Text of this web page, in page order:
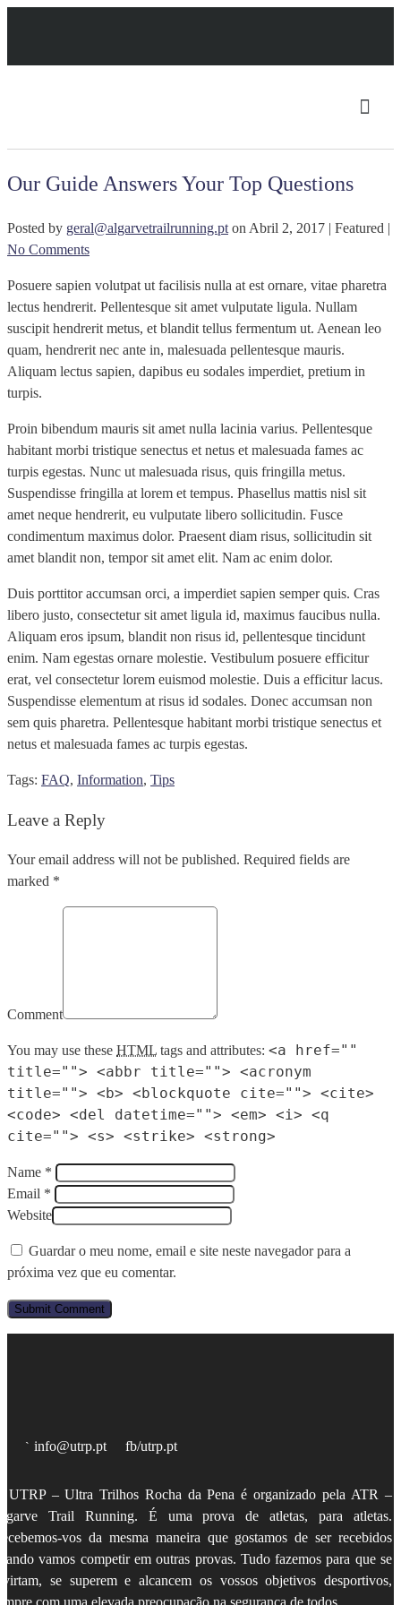
Our Guide Answers Your Top Questions
Posted by geral@algarvetrailrunning.pt on Abril 2, 2017 | Featured |
No Comments
Posuere sapien volutpat ut facilisis nulla at est ornare, vitae pharetra
lectus hendrerit. Pellentesque sit amet vulputate ligula. Nullam
suscipit hendrerit metus, et blandit tellus fermentum ut. Aenean leo
quam, hendrerit nec ante in, malesuada pellentesque mauris.
Aliquam lectus sapien, dapibus eu sodales imperdiet, pretium in
turpis.
Proin bibendum mauris sit amet nulla lacinia varius. Pellentesque
habitant morbi tristique senectus et netus et malesuada fames ac
turpis egestas. Nunc ut malesuada risus, quis fringilla metus.
Suspendisse fringilla at lorem et tempus. Phasellus mattis nisl sit
amet neque hendrerit, eu vulputate libero sollicitudin. Fusce
condimentum maximus dolor. Praesent diam risus, sollicitudin sit
amet blandit non, tempor sit amet elit. Nam ac enim dolor.
Duis porttitor accumsan orci, a imperdiet sapien semper quis. Cras
libero justo, consectetur sit amet ligula id, maximus faucibus nulla.
Aliquam eros ipsum, blandit non risus id, pellentesque tincidunt
enim. Nam egestas ornare molestie. Vestibulum posuere efficitur
erat, vel consectetur lorem euismod molestie. Duis a efficitur lacus.
Suspendisse elementum at risus id sodales. Donec accumsan non
sem quis pharetra. Pellentesque habitant morbi tristique senectus et
netus et malesuada fames ac turpis egestas.
Tags: FAQ, Information, Tips
Leave a Reply
Your email address will not be published. Required fields are
marked *
Comment
You may use these HTML tags and attributes: <a href=""
title=""> <abbr title=""> <acronym
title=""> <b> <blockquote cite=""> <cite>
<code> <del datetime=""> <em> <i> <q
cite=""> <s> <strike> <strong>
Name *
Email *
Website
Guardar o meu nome, email e site neste navegador para a
próxima vez que eu comentar.
info@utrp.pt fb/utrp.pt
UTRP – Ultra Trilhos Rocha da Pena é organizado pela ATR –
Trail Running. É uma prova de atletas, para atletas.
vos da mesma maneira que gostamos de ser recebidos
vamos competir em outras provas. Tudo fazemos para que se
se superem e alcancem os vossos objetivos desportivos,